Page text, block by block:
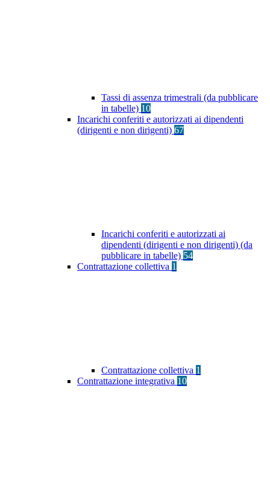
Tassi di assenza trimestrali (da pubblicare
in tabelle) 10
Incarichi conferiti e autorizzati ai dipendenti
(dirigenti e non dirigenti) 67
Incarichi conferiti e autorizzati ai
dipendenti (dirigenti e non dirigenti) (da
pubblicare in tabelle) 54
Contrattazione collettiva 1
Contrattazione collettiva 1
Contrattazione integrativa 10